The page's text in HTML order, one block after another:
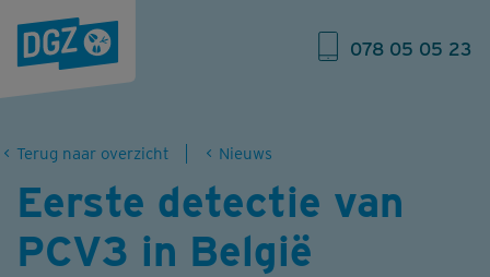
078 05 05 23
Terug naar overzicht Nieuws
Eerste detectie van
PCV3 in België